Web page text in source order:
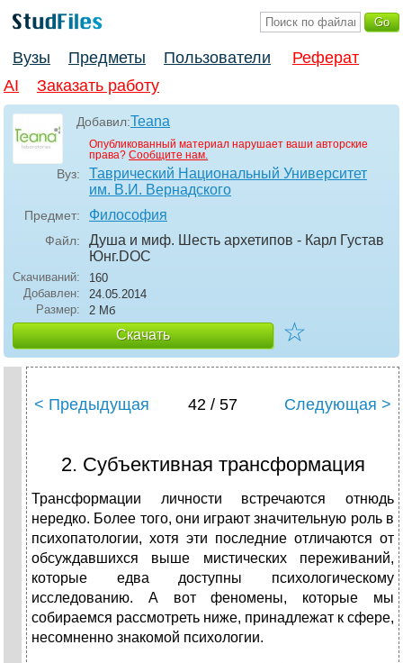
Вузы Предметы Пользователи
Реферат
AI
Заказать работу
Добавил:Teana
Опубликованный материал нарушает ваши авторские
права? Сообщите нам.
Вуз:
Таврический Национальный Университет
им. В.И. Вернадского
Предмет: Философия
Файл:
Душа и миф. Шесть архетипов - Карл Густав
Юнг.DOC
Скачиваний:
160
Добавлен:
24.05.2014
Размер:
2 Мб
Скачать ☆
< Предыдущая 42 / 57 Следующая >
2. Субъективная трансформация
Трансформации личности встречаются отнюдь
нередко. Более того, они играют значительную роль в
психопатологии, хотя эти последние отличаются от
обсуждавшихся выше мистических переживаний,
которые едва доступны психологическому
исследованию. А вот феномены, которые мы
собираемся рассмотреть ниже, принадлежат к сфере,
несомненно знакомой психологии.